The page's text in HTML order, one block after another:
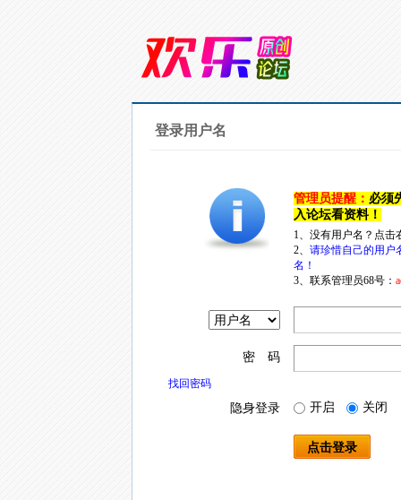
登录用户名
管理员提醒： 必须
入论坛看资料！
1、没有用户名？点
2、 请珍惜自己的用户
名！
3、联系管理员68号：
密 码
找回密码
隐身登录 开启 关闭
点击登录